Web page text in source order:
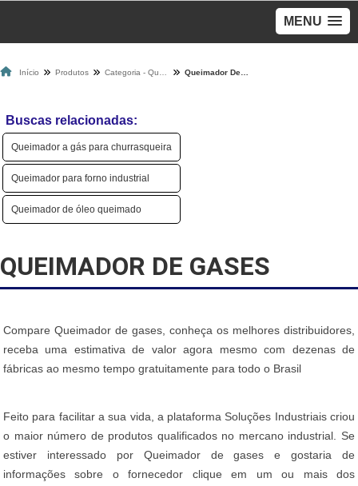
MENU
Início Produtos
Buscas relacionadas:
Queimador a gás para churrasqueira
Queimador para forno industrial
Queimador de óleo queimado
QUEIMADOR DE GASES
Compare Queimador de gases, conheça os melhores distribuidores,
receba uma estimativa de valor agora mesmo com dezenas de
fábricas ao mesmo tempo gratuitamente para todo o Brasil
Feito para facilitar a sua vida, a plataforma Soluções Industriais criou
o maior número de produtos qualificados no mercano industrial. Se
estiver interessado por Queimador de gases e gostaria de
informações sobre o fornecedor clique em um ou mais dos